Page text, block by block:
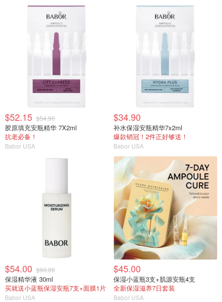
$52.15 $54.90
胶原填充安瓶精华 7X2ml
抗老必备！
Babor USA
$34.90
补水保湿安瓶精华7x2ml
爆款销冠！2件正好够送！
Babor USA
$54.00 $90.00
保湿精华液 30ml
买就送小蓝瓶保湿安瓶7支+面膜1片
Babor USA
$45.00
保湿小蓝瓶3支+肌源安瓶4支
全新保湿滋养7日套装
Babor USA